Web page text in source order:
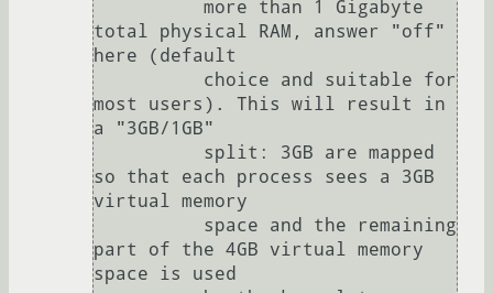
total physical RAM, answer "off"
here (default
most users). This will result in
a "3GB/1GB"
so that each process sees a 3GB
virtual memory
part of the 4GB virtual memory
space is used